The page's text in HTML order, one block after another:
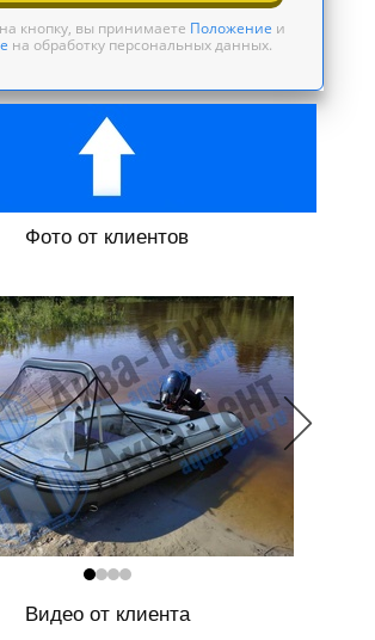
кнопку, вы принимаете Положение и
на обработку персональных данных.
Фото от клиентов
Видео от клиента